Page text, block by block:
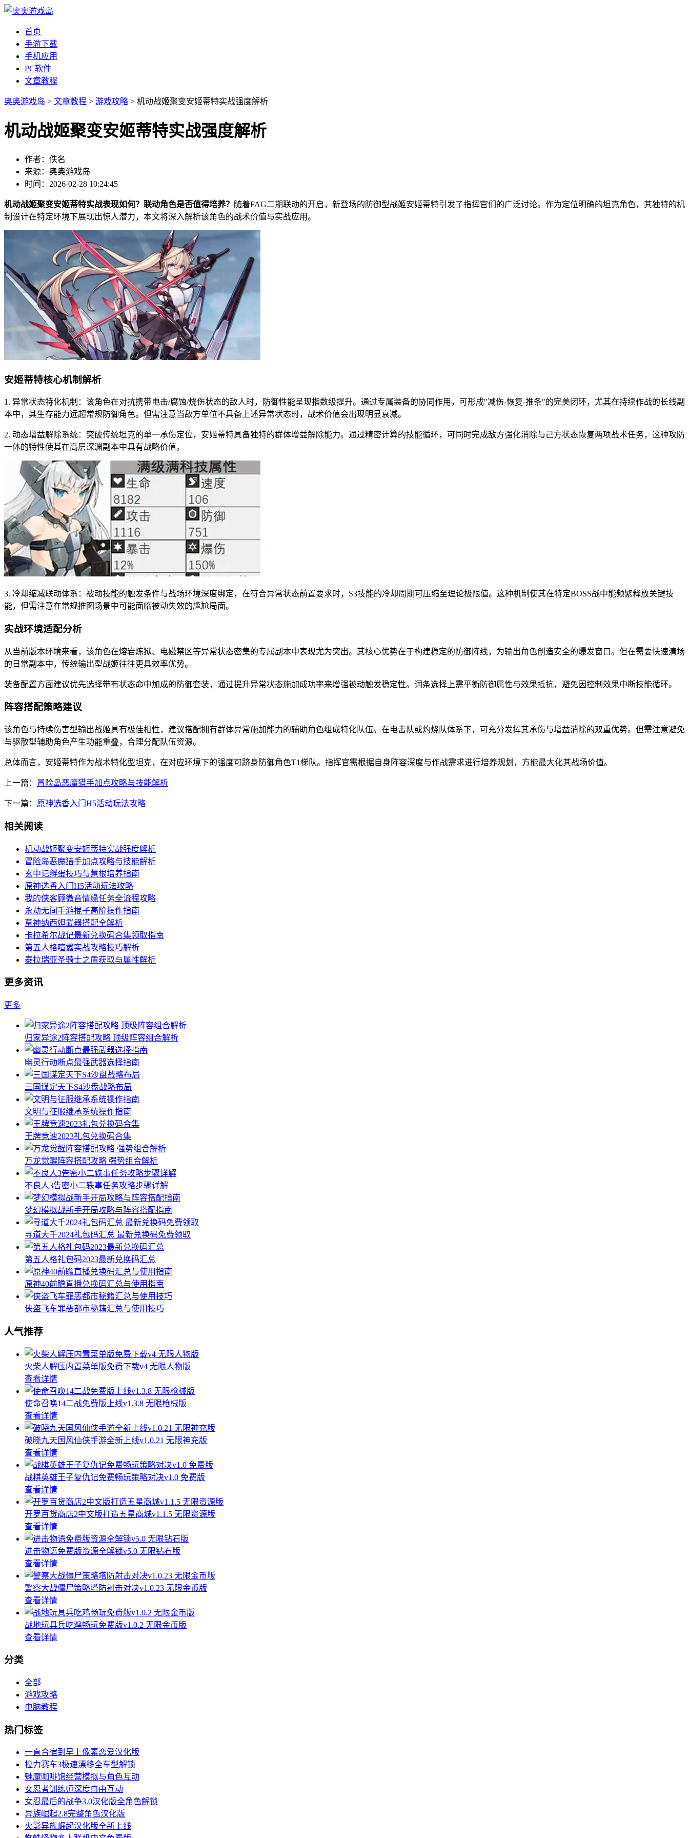
首页
手游下载
手机应用
PC软件
文章教程
奥奥游戏岛 > 文章教程 > 游戏攻略 > 机动战姬聚变安姬蒂特实战强度解析
机动战姬聚变安姬蒂特实战强度解析
作者：佚名
来源：奥奥游戏岛
时间：2026-02-28 10:24:45
机动战姬聚变安姬蒂特实战表现如何？联动角色是否值得培养？ 随着FAG二期联动的开启，新登场的防御型战姬安姬蒂特引发了指挥官们的广泛讨论。作为定位明确的坦克角色，其独特的机
制设计在特定环境下展现出惊人潜力，本文将深入解析该角色的战术价值与实战应用。
安姬蒂特核心机制解析
1. 异常状态特化机制：该角色在对抗携带电击/腐蚀/烧伤状态的敌人时，防御性能呈现指数级提升。通过专属装备的协同作用，可形成"减伤-恢复-推条"的完美闭环，尤其在持续作战的长线副
本中，其生存能力远超常规防御角色。但需注意当敌方单位不具备上述异常状态时，战术价值会出现明显衰减。
2. 动态增益解除系统：突破传统坦克的单一承伤定位，安姬蒂特具备独特的群体增益解除能力。通过精密计算的技能循环，可同时完成敌方强化消除与己方状态恢复两项战术任务，这种攻防
一体的特性使其在高层深渊副本中具有战略价值。
3. 冷却缩减联动体系：被动技能的触发条件与战场环境深度绑定，在符合异常状态前置要求时，S3技能的冷却周期可压缩至理论极限值。这种机制使其在特定BOSS战中能频繁释放关键技
能，但需注意在常规推图场景中可能面临被动失效的尴尬局面。
实战环境适配分析
从当前版本环境来看，该角色在熔岩炼狱、电磁禁区等异常状态密集的专属副本中表现尤为突出。其核心优势在于构建稳定的防御阵线，为输出角色创造安全的爆发窗口。但在需要快速清场
的日常副本中，传统输出型战姬往往更具效率优势。
装备配置方面建议优先选择带有状态命中加成的防御套装，通过提升异常状态施加成功率来增强被动触发稳定性。词条选择上需平衡防御属性与效果抵抗，避免因控制效果中断技能循环。
阵容搭配策略建议
该角色与持续伤害型输出战姬具有极佳相性，建议搭配拥有群体异常施加能力的辅助角色组成特化队伍。在电击队或灼烧队体系下，可充分发挥其承伤与增益消除的双重优势。但需注意避免
与驱散型辅助角色产生功能重叠，合理分配队伍资源。
总体而言，安姬蒂特作为战术特化型坦克，在对应环境下的强度可跻身防御角色T1梯队。指挥官需根据自身阵容深度与作战需求进行培养规划，方能最大化其战场价值。
上一篇： 冒险岛恶魔猎手加点攻略与技能解析
下一篇： 原神选香入门H5活动玩法攻略
相关阅读
机动战姬聚变安姬蒂特实战强度解析
冒险岛恶魔猎手加点攻略与技能解析
玄中记孵蛋技巧与慧根培养指南
原神选香入门H5活动玩法攻略
我的侠客顾微音情缘任务全流程攻略
永劫无间手游棍子高阶操作指南
草神纳西妲武器搭配全解析
卡拉希尔战记最新兑换码合集领取指南
第五人格喧嚣实战攻略技巧解析
泰拉瑞亚圣骑士之盾获取与属性解析
更多资讯
更多
归家异途2阵容搭配攻略 顶级阵容组合解析
幽灵行动断点最强武器选择指南
三国谋定天下S4沙盘战略布局
文明与征服继承系统操作指南
王牌竞速2023礼包兑换码合集
万龙觉醒阵容搭配攻略 强势组合解析
不良人3告密小二轶事任务攻略步骤详解
梦幻模拟战新手开局攻略与阵容搭配指南
寻道大千2024礼包码汇总 最新兑换码免费领取
第五人格礼包码2023最新兑换码汇总
原神40前瞻直播兑换码汇总与使用指南
侠盗飞车罪恶都市秘籍汇总与使用技巧
人气推荐
火柴人解压内置菜单版免费下载v4 无限人物版
查看详情
使命召唤14二战免费版上线v1.3.8 无限枪械版
查看详情
破晓九天国风仙侠手游全新上线v1.0.21 无限神充版
查看详情
战棋英雄王子复仇记免费畅玩策略对决v1.0 免费版
查看详情
开罗百货商店2中文版打造五星商城v1.1.5 无限资源版
查看详情
进击物语免费版资源全解锁v5.0 无限钻石版
查看详情
警察大战僵尸策略塔防射击对决v1.0.23 无限金币版
查看详情
战地玩具兵吃鸡畅玩免费版v1.0.2 无限金币版
查看详情
分类
全部
游戏攻略
电脑教程
热门标签
一直合宿到早上像素恋爱汉化版
拉力赛车3极速漂移全车型解锁
魅魔咖啡馆经营模拟与角色互动
女忍者训练师深度自由互动
女忍最后的战争3.0汉化版全角色解锁
异族崛起2.8完整角色汉化版
火影异族崛起汉化版全新上线